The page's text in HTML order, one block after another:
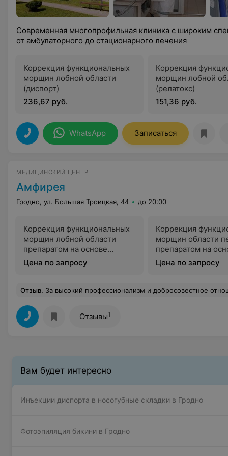
Современная многопрофильная клиника с широким
от амбулаторного до стационарного лечения
Коррекция функциональных
морщин лобной области
(диспорт)
236,67 руб.
Коррекция
морщин лобной
(релатокс)
151,36 руб.
WhatsApp Записаться
МЕДИЦИНСКИЙ ЦЕНТР
Амфирея
Гродно, ул. Большая Троицкая, 44 до 20:00
Коррекция функциональных
морщин лобной области
препаратом на основе
ботулотоксина*
Цена по запросу
Коррекция
морщин области
препаратом на
ботулотоксина
Цена по запросу
Отзыв. За высокий профессионализм и добросовестное отношение к своей работе огромное спасибо и низкий поклон врачу центра Власте. А
Отзывы1
Вам будет интересно
Инъекции диспорта в носогубные складки в Гродно
Фотоэпиляция бикини в Гродно